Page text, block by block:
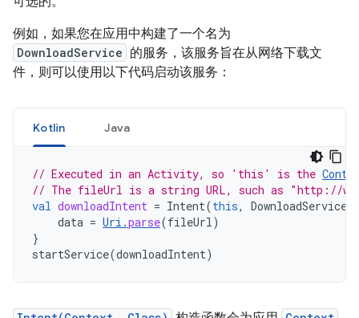
例如，如果您在应用中构建了一个名为
DownloadService 的服务，该服务旨在从网络下载文
件，则可以使用以下代码启动该服务：
Kotlin Java
// Executed in an Activity, so 'this' is the
// The fileUrl is a string URL, such as "http://
val downloadIntent = Intent(this, DownloadService
data = Uri .parse(fileUrl)
}
startService(downloadIntent)